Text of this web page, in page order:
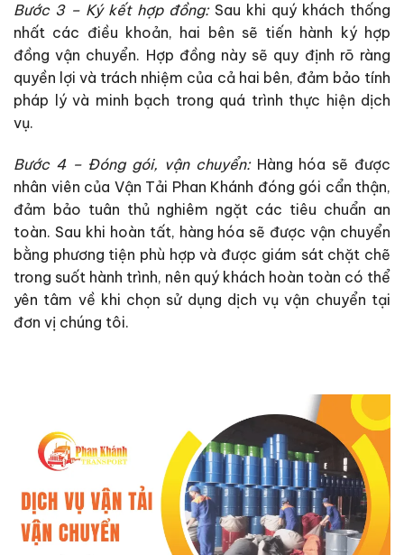
Bước 3 – Ký kết hợp đồng: Sau khi quý khách thống
nhất các điều khoản, hai bên sẽ tiến hành ký hợp
đồng vận chuyển. Hợp đồng này sẽ quy định rõ ràng
quyền lợi và trách nhiệm của cả hai bên, đảm bảo tính
pháp lý và minh bạch trong quá trình thực hiện dịch
vụ.
Bước 4 – Đóng gói, vận chuyển: Hàng hóa sẽ được
nhân viên của Vận Tải Phan Khánh đóng gói cẩn thận,
đảm bảo tuân thủ nghiêm ngặt các tiêu chuẩn an
toàn. Sau khi hoàn tất, hàng hóa sẽ được vận chuyển
bằng phương tiện phù hợp và được giám sát chặt chẽ
trong suốt hành trình, nên quý khách hoàn toàn có thể
yên tâm về khi chọn sử dụng dịch vụ vận chuyển tại
đơn vị chúng tôi.